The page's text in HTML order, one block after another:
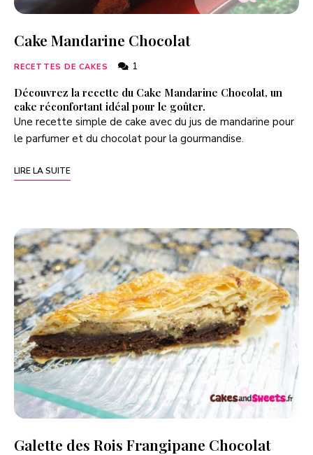
Cake Mandarine Chocolat
RECETTES DE CAKES 1
Découvrez la recette du Cake Mandarine Chocolat, un
cake réconfortant idéal pour le goûter.
Une recette simple de cake avec du jus de mandarine pour
le parfumer et du chocolat pour la gourmandise.
LIRE LA SUITE
Galette des Rois Frangipane Chocolat